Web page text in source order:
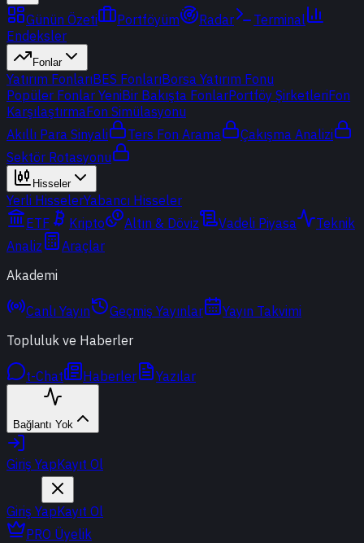
Günün Özeti Portföyüm Radar
Terminal
Endeksler
Fonlar
Yatırım FonlarıBES FonlarıBorsa Yatırım Fonu
Popüler Fonlar YeniBir Bakışta FonlarPortföy ŞirketleriFon
KarşılaştırmaFon Simülasyonu
Akıllı Para Sinyali
Ters Fon Arama
Çakışma Analizi
Sektör Rotasyonu
Hisseler
Yerli HisselerYabancı Hisseler
ETF
Kripto Altın & Döviz Vadeli Piyasa
Teknik
Analiz
Araçlar
Akademi
Canlı Yayın Geçmiş Yayınlar
Yayın Takvimi
Topluluk ve Haberler
t-Chat Haberler Yazılar
Bağlantı Yok
Giriş YapKayıt Ol
Giriş YapKayıt Ol
PRO Üyelik